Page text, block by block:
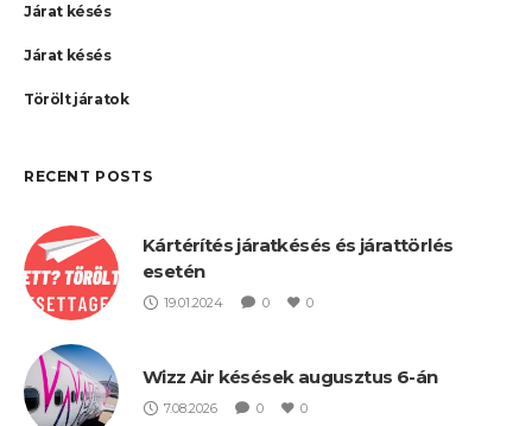
Járat késés
Járat késés
Törölt járatok
RECENT POSTS
Kártérítés járatkésés és járattörlés
esetén
19.01.2024 0 0
Wizz Air késések augusztus 6-án
7.08.2026 0 0